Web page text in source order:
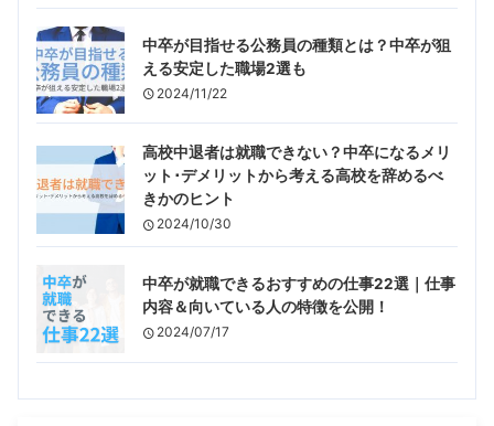
中卒が目指せる公務員の種類とは？中卒が狙
える安定した職場2選も
2024/11/22
高校中退者は就職できない？中卒になるメリ
ット･デメリットから考える高校を辞めるべ
きかのヒント
2024/10/30
中卒が就職できるおすすめの仕事22選｜仕事
内容＆向いている人の特徴を公開！
2024/07/17